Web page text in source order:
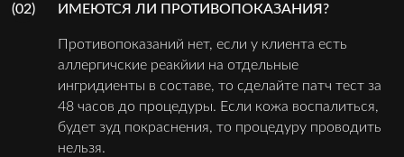
(02) ИМЕЮТСЯ ЛИ ПРОТИВОПОКАЗАНИЯ?
Противопоказаний нет, если у клиента есть
аллергичские реакйии на отдельные
ингридиенты в составе, то сделайте патч тест за
48 часов до процедуры. Если кожа воспалиться,
будет зуд покраснения, то процедуру проводить
нельзя.